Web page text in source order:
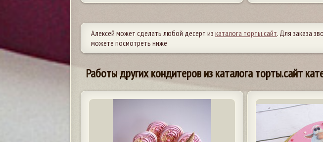
Алексей может сделать любой десерт из каталога торты.сайт. Для заказа
можете посмотреть ниже
Работы других кондитеров из каталога торты.сайт